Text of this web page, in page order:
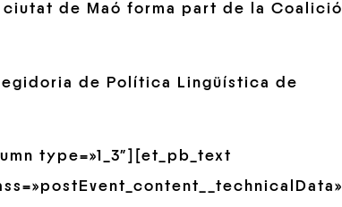
de Maó forma part de la Coalició
de Política Lingüística de
type=»1_3″][et_pb_text